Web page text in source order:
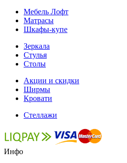
Мебель Лофт
Матрасы
Шкафы-купе
Зеркала
Стулья
Столы
Акции и скидки
Ширмы
Кровати
Стеллажи
Инфо